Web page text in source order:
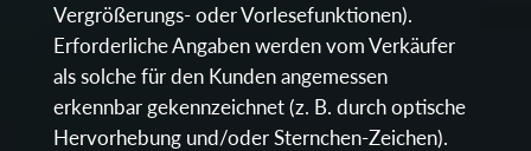
Vergrößerungs- oder Vorlesefunktionen).
Erforderliche Angaben werden vom Verkäufer
als solche für den Kunden angemessen
erkennbar gekennzeichnet (z. B. durch optische
Hervorhebung und/oder Sternchen-Zeichen).